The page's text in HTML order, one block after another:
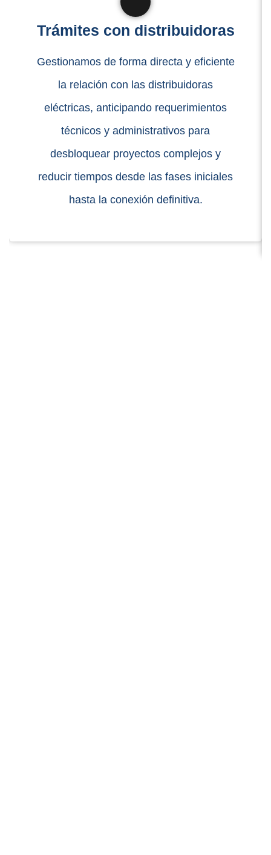
Trámites con distribuidoras
Gestionamos de forma directa y eficiente
la relación con las distribuidoras
eléctricas, anticipando requerimientos
técnicos y administrativos para
desbloquear proyectos complejos y
reducir tiempos desde las fases iniciales
hasta la conexión definitiva.